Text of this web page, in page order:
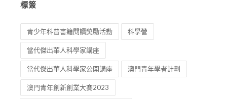
標簽
青少年科普書籍閱讀奬勵活動 科學營
當代傑出華人科學家講座
當代傑出華人科學家公開講座 澳門青年學者計劃
澳門青年創新創業大賽2023